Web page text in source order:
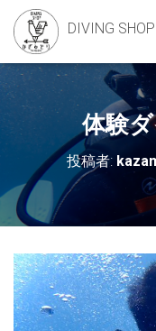
DIVING
体験
投稿者: